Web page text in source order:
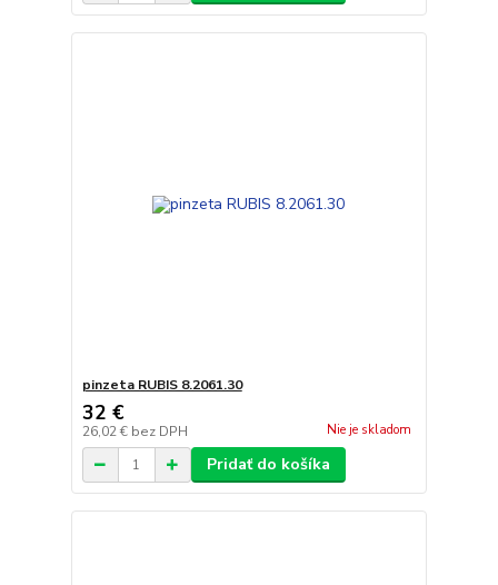
pinzeta RUBIS 8.2061.30
32 €
26,02 € bez DPH Nie je skladom
Pridať do košíka